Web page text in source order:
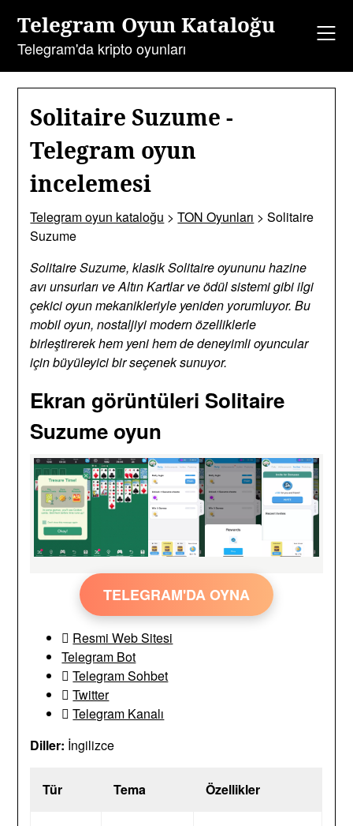
geçTelegram Oyun Kataloğu
Telegram'da kripto oyunları
Solitaire Suzume -
Telegram oyun
incelemesi
Telegram oyun kataloğu >TON Oyunları >Solitaire
Suzume
Solitaire Suzume, klasik Solitaire oyununu hazine
avı unsurları ve Altın Kartlar ve ödül sistemi gibi ilgi
çekici oyun mekanikleriyle yeniden yorumluyor. Bu
mobil oyun, nostaljiyi modern özelliklerle
birleştirerek hem yeni hem de deneyimli oyuncular
için büyüleyici bir seçenek sunuyor.
Ekran görüntüleri Solitaire
Suzume oyun
TELEGRAM'DA OYNA
Resmi Web Sitesi
Telegram Bot
Telegram Sohbet
Twitter
Telegram Kanalı
Diller: İngilizce
Tür Tema Özellikler